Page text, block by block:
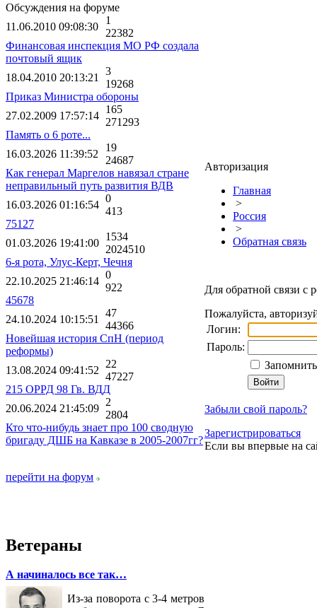
Обсуждения на форуме
11.06.2010 09:08:30
1
22382
Финансовая инспекция МО РФ создала
почтовый ящик
18.04.2010 20:13:21
3
19268
Приказ Министра обороны
27.02.2009 17:57:14
165
271293
Память о 6 роте...
16.03.2026 11:39:52
19
24687
Как генерал Маргелов навязал стране
неправильный путь развития ВДВ
16.03.2026 01:16:54
0
413
75127
01.03.2026 19:41:00
1534
2024510
6-я рота, Улус-Керт, Чечня
22.10.2025 21:46:14
0
922
45678
24.10.2024 10:15:51
47
44366
Новейшая история СпН (период
реформы)
13.08.2024 09:41:52
22
47227
215 ОРРД 98 Гв. ВДД
20.06.2024 21:45:09
2
2804
Кто что-нибудь знает про 100 сводную
бригаду ДШБ на Кавказе в 2005-2007гг?
перейти на форум
Ветераны
А начиналось все так…
Из-за поворота с 3-4 метров
Авторизация
Главная
>
Россия
>
Обратная связь
Для обратной связи с
Пожалуйста,
Логин:
Пароль:
Забыли свой пароль?
Зарегистрироваться
Если вы впервые на